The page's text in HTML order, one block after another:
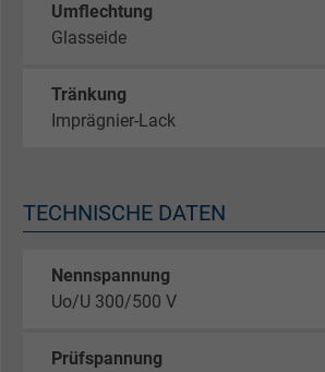
Umflechtung
Glasseide
Tränkung
Imprägnier-Lack
TECHNISCHE DATEN
Nennspannung
Uo/U 300/500 V
Prüfspannung